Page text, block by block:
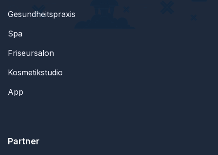
Gesundheitspraxis
Spa
Friseursalon
Kosmetikstudio
App
Partner